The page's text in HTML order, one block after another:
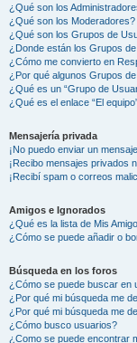
¿Qué son los
¿Qué son los Moderadores?
¿Qué son los Grupos de
¿Donde están los Grupos
¿Cómo me convierto en
¿Por qué algunos Grupos
¿Qué es un “Grupo de
¿Qué es el enlace “El
Mensajería privada
¡No puedo enviar un
¡Recibo mensajes privados
¡Recibí spam o correos
Amigos e Ignorados
¿Qué es la lista de Mis
¿Cómo se puede añadir o
Búsqueda en los foros
¿Cómo se puede buscar en
¿Por qué mi búsqueda me
¿Por qué mi búsqueda me
¿Cómo busco usuarios?
¿Como se puede encontrar